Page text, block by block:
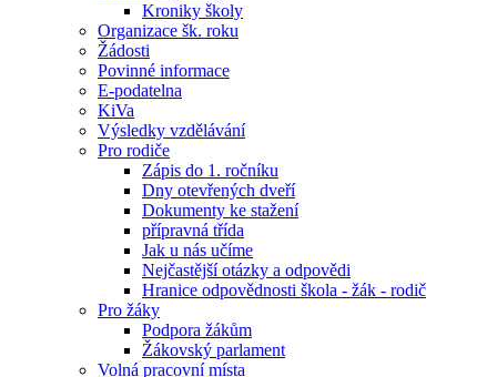
Kroniky školy
Organizace šk. roku
Žádosti
Povinné informace
E-podatelna
KiVa
Výsledky vzdělávání
Pro rodiče
Zápis do 1. ročníku
Dny otevřených dveří
Dokumenty ke stažení
přípravná třída
Jak u nás učíme
Nejčastější otázky a odpovědi
Hranice odpovědnosti škola - žák - rodič
Pro žáky
Podpora žákům
Žákovský parlament
Volná pracovní místa